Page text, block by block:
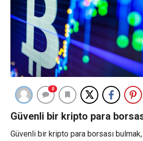
0
Güvenli bir kripto para
Güvenli bir kripto para borsası